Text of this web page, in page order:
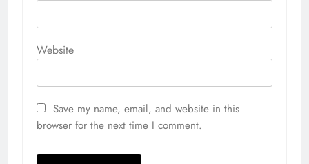
Website
Save my name, email, and website in this
browser for the next time I comment.